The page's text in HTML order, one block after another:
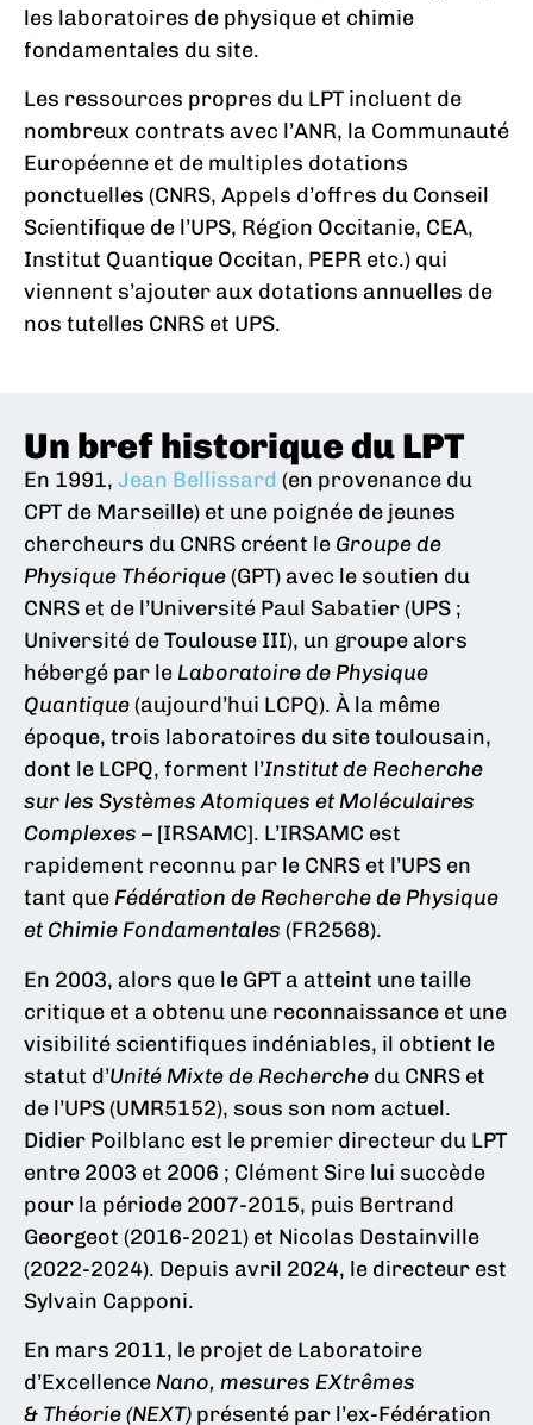
les laboratoires de physique et chimie
fondamentales du site.
Les ressources propres du LPT incluent de
nombreux contrats avec l’ANR, la Communauté
Européenne et de multiples dotations
ponctuelles (CNRS, Appels d’offres du Conseil
Scientifique de l’UPS, Région Occitanie, CEA,
Institut Quantique Occitan, PEPR etc.) qui
viennent s’ajouter aux dotations annuelles de
nos tutelles CNRS et UPS.
Un bref historique du LPT
En 1991, Jean Bellissard (en provenance du
CPT de Marseille) et une poignée de jeunes
chercheurs du CNRS créent le Groupe de
Physique Théorique(GPT) avec le soutien du
CNRS et de l’Université Paul Sabatier (UPS ;
Université de Toulouse III), un groupe alors
hébergé par leLaboratoire de Physique
Quantique(aujourd’hui LCPQ). À la même
époque, trois laboratoires du site toulousain,
dont le LCPQ, forment l’Institut de Recherche
sur les Systèmes Atomiques et Moléculaires
Complexes – [IRSAMC]. L’IRSAMC est
rapidement reconnu par le CNRS et l’UPS en
tant queFédération de Recherche de Physique
et Chimie Fondamentales (FR2568).
En 2003, alors que le GPT a atteint une taille
critique et a obtenu une reconnaissance et une
visibilité scientifiques indéniables, il obtient le
statut d’Unité Mixte de Recherche du CNRS et
de l’UPS (UMR5152), sous son nom actuel.
Didier Poilblanc est le premier directeur du LPT
entre 2003 et 2006 ; Clément Sire lui succède
pour la période 2007-2015, puis Bertrand
Georgeot (2016-2021) et Nicolas Destainville
(2022-2024). Depuis avril 2024, le directeur est
Sylvain Capponi.
En mars 2011, le projet de Laboratoire
d’ExcellenceNano, mesures EXtrêmes
& Théorie (NEXT) présenté par l’ex-Fédération